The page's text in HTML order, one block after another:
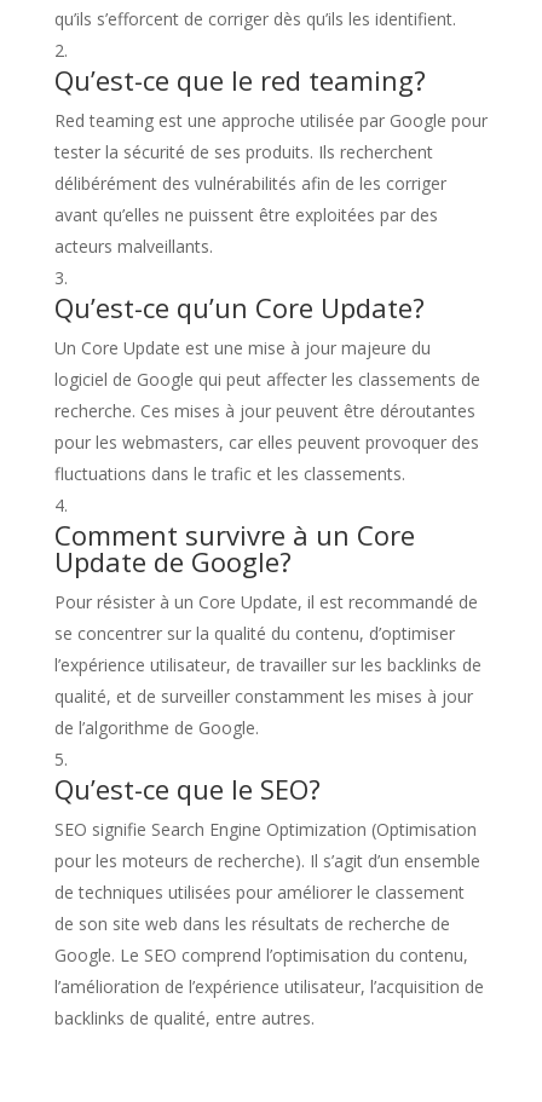
qu’ils s’efforcent de corriger dès qu’ils les identifient.
Qu’est-ce que le red teaming?
Red teaming est une approche utilisée par Google pour
tester la sécurité de ses produits. Ils recherchent
délibérément des vulnérabilités afin de les corriger
avant qu’elles ne puissent être exploitées par des
acteurs malveillants.
Qu’est-ce qu’un Core Update?
Un Core Update est une mise à jour majeure du
logiciel de Google qui peut affecter les classements de
recherche. Ces mises à jour peuvent être déroutantes
pour les webmasters, car elles peuvent provoquer des
fluctuations dans le trafic et les classements.
Comment survivre à un Core
Update de Google?
Pour résister à un Core Update, il est recommandé de
se concentrer sur la qualité du contenu, d’optimiser
l’expérience utilisateur, de travailler sur les backlinks de
qualité, et de surveiller constamment les mises à jour
de l’algorithme de Google.
Qu’est-ce que le SEO?
SEO signifie Search Engine Optimization (Optimisation
pour les moteurs de recherche). Il s’agit d’un ensemble
de techniques utilisées pour améliorer le classement
de son site web dans les résultats de recherche de
Google. Le SEO comprend l’optimisation du contenu,
l’amélioration de l’expérience utilisateur, l’acquisition de
backlinks de qualité, entre autres.